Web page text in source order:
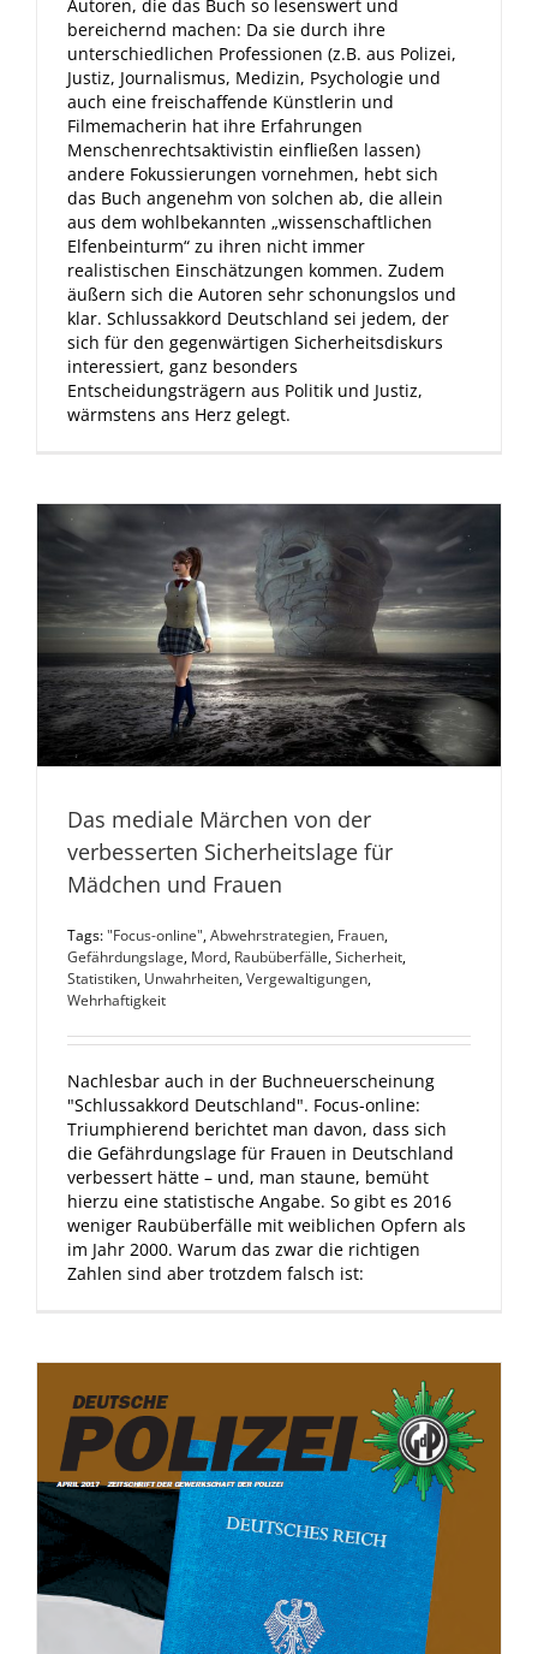
Autoren, die das Buch so lesenswert und
bereichernd machen: Da sie durch ihre
unterschiedlichen Professionen (z.B. aus Polizei,
Justiz, Journalismus, Medizin, Psychologie und
auch eine freischaffende Künstlerin und
Filmemacherin hat ihre Erfahrungen
Menschenrechtsaktivistin einfließen lassen)
andere Fokussierungen vornehmen, hebt sich
das Buch angenehm von solchen ab, die allein
aus dem wohlbekannten „wissenschaftlichen
Elfenbeinturm“ zu ihren nicht immer
realistischen Einschätzungen kommen. Zudem
äußern sich die Autoren sehr schonungslos und
klar. Schlussakkord Deutschland sei jedem, der
sich für den gegenwärtigen Sicherheitsdiskurs
interessiert, ganz besonders
Entscheidungsträgern aus Politik und Justiz,
wärmstens ans Herz gelegt.
Das mediale Märchen von der
verbesserten Sicherheitslage für
Mädchen und Frauen
Tags:"Focus-online",Abwehrstrategien, Frauen,
Gefährdungslage, Mord, Raubüberfälle,Sicherheit,
Statistiken, Unwahrheiten,Vergewaltigungen,
Wehrhaftigkeit
Nachlesbar auch in der Buchneuerscheinung
"Schlussakkord Deutschland". Focus-online:
Triumphierend berichtet man davon, dass sich
die Gefährdungslage für Frauen in Deutschland
verbessert hätte – und, man staune, bemüht
hierzu eine statistische Angabe. So gibt es 2016
weniger Raubüberfälle mit weiblichen Opfern als
im Jahr 2000. Warum das zwar die richtigen
Zahlen sind aber trotzdem falsch ist: